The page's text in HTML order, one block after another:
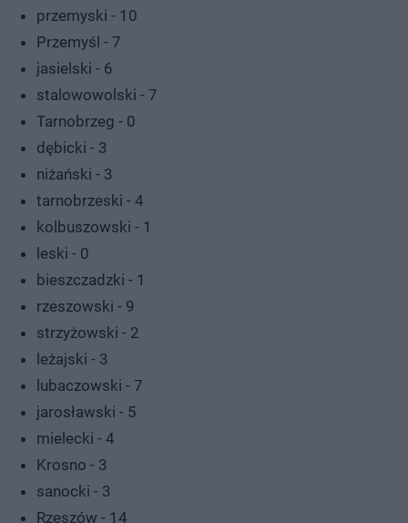
przemyski - 10
Przemyśl - 7
jasielski - 6
stalowowolski - 7
Tarnobrzeg - 0
dębicki - 3
niżański - 3
tarnobrzeski - 4
kolbuszowski - 1
leski - 0
bieszczadzki - 1
rzeszowski - 9
strzyżowski - 2
leżajski - 3
lubaczowski - 7
jarosławski - 5
mielecki - 4
Krosno - 3
sanocki - 3
Rzeszów - 14